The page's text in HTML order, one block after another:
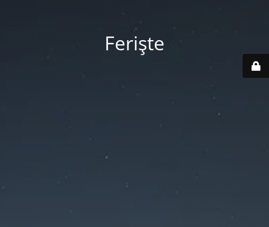
Ferişte